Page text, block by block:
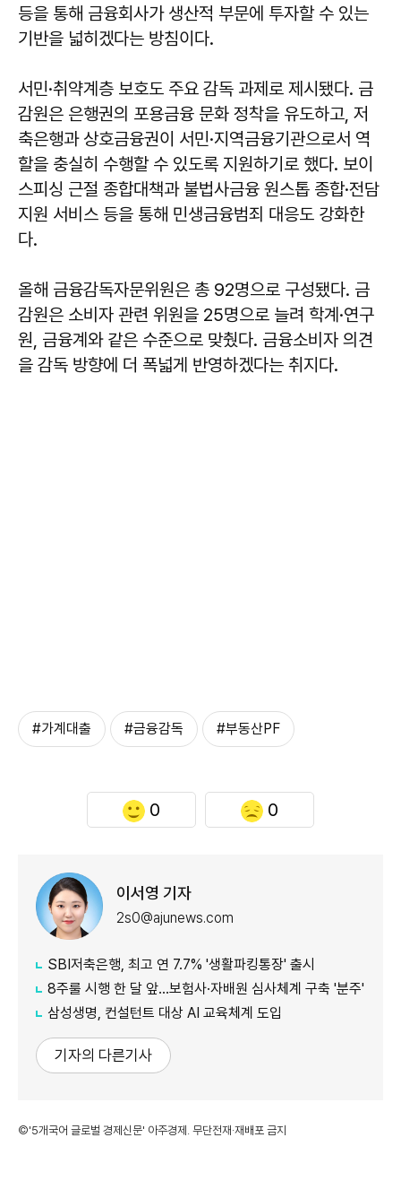
등을 통해 금융회사가 생산적 부문에 투자할 수 있는
기반을 넓히겠다는 방침이다.
서민·취약계층 보호도 주요 감독 과제로 제시됐다. 금
감원은 은행권의 포용금융 문화 정착을 유도하고, 저
축은행과 상호금융권이 서민·지역금융기관으로서 역
할을 충실히 수행할 수 있도록 지원하기로 했다. 보이
스피싱 근절 종합대책과 불법사금융 원스톱 종합·전담
지원 서비스 등을 통해 민생금융범죄 대응도 강화한
다.
올해 금융감독자문위원은 총 92명으로 구성됐다. 금
감원은 소비자 관련 위원을 25명으로 늘려 학계·연구
원, 금융계와 같은 수준으로 맞췄다. 금융소비자 의견
을 감독 방향에 더 폭넓게 반영하겠다는 취지다.
#가계대출 #금융감독 #부동산PF
0 0
이서영 기자
2s0@ajunews.com
SBI저축은행, 최고 연 7.7% '생활파킹통장' 출시
8주룰 시행 한 달 앞…보험사·자배원 심사체계 구축 '분주'
삼성생명, 컨설턴트 대상 AI 교육체계 도입
기자의 다른기사
©'5개국어 글로벌 경제신문' 아주경제. 무단전재·재배포 금지